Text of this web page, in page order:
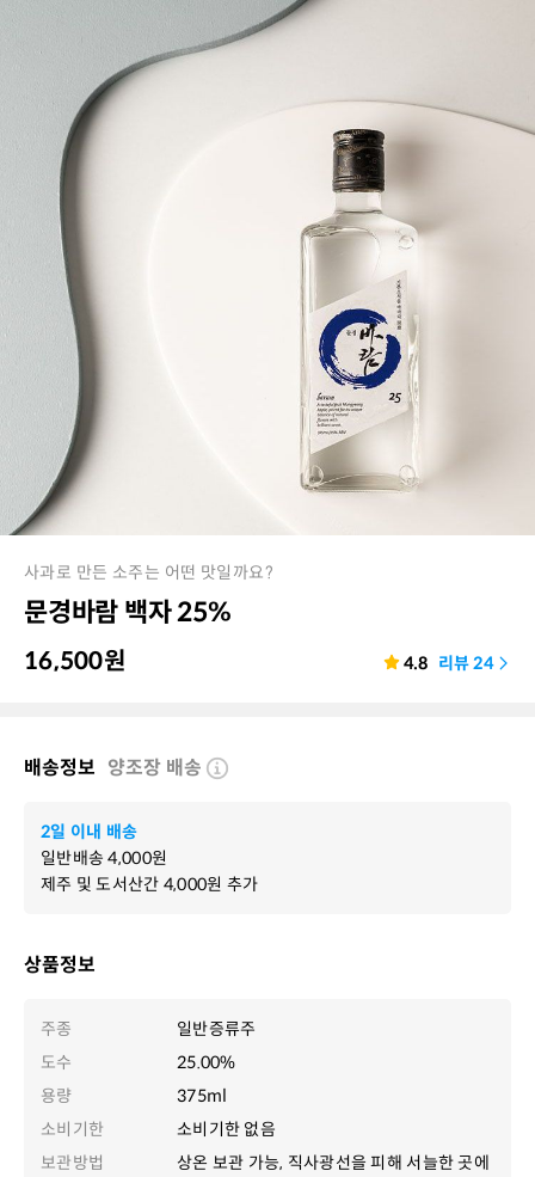
사과로 만든 소주는 어떤 맛일까요?
문경바람 백자 25%
16,500원 4.8 리뷰24
상품정보
주종
일반증류주
도수
25.00%
용량
375ml
소비기한
소비기한 없음
보관방법
상온 보관 가능, 직사광선을 피해 서늘한 곳에
배송정보 양조장 배송
2일 이내 배송
일반배송4,000원
제주 및 도서산간 4,000원 추가